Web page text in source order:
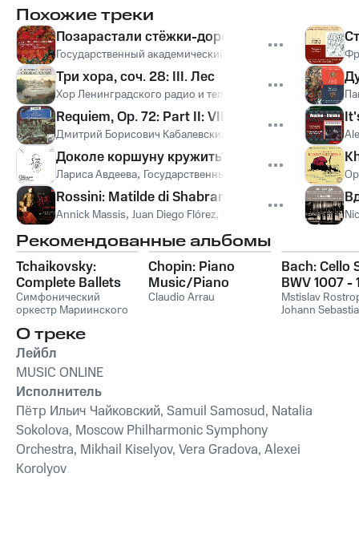
Елена Кругликова
Andrey Ivanov, Elena
Kruglikova, Aleksandr
Orlov, Bolshoi Theatre
Orchestra,
Чайковский
Похожие треки
Позарастали стёжки-дорожки
Государственный академический русский хор СССР
Три хора, соч. 28: III. Лес
Хор Ленинградского радио и телевидения Григорий
Requiem, Op. 72: Part II: VII. ʻThe Futureʼ
Дмитрий Борисович Кабалевский Московский
Доколе коршуну кружить?, соч. 20:
Лариса Авдеева, Государственный академический
Rossini: Matilde di Shabran / Act 1 - "Oh come
Annick Massis, Juan Diego Flórez, ,Hadar
Рекомендованные альбомы
Tchaikovsky:
Complete Ballets
Симфонический
оркестр Мариинского
Chopin: Piano
Music/Piano
Concertos
Claudio Arrau
Bach: Cello
BWV 1007 -
Mstislav
Johann
О треке
Лейбл
MUSIC ONLINE
Исполнитель
Пётр Ильич Чайковский, Samuil Samosud, Natalia
Sokolova, Moscow Philharmonic Symphony
Orchestra, Mikhail Kiselyov, Vera Gradova, Alexei
Korolyov